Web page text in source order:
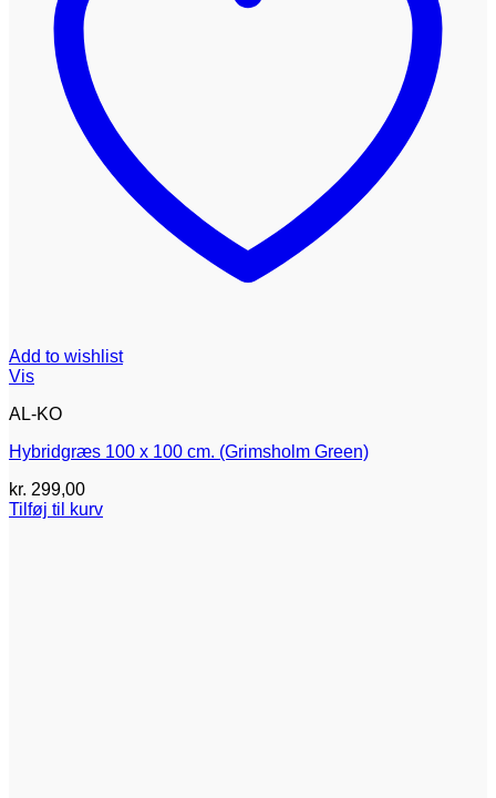
Add to wishlist
Vis
AL-KO
Hybridgræs 100 x 100 cm. (Grimsholm Green)
kr. 299,00
Tilføj til kurv